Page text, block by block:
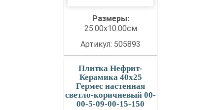
Размеры:
25.00x10.00см
Артикул: 505893
Плитка Нефрит-
Керамика 40x25
Гермес настенная
светло-коричневый 00-
00-5-09-00-15-150